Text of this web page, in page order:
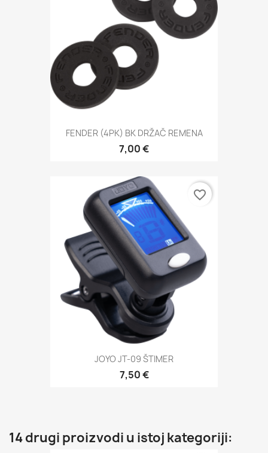
FENDER (4PK) BK DRŽAČ REMENA
7,00 €
JOYO JT-09 ŠTIMER
7,50 €
favorite_border
14 drugi proizvodi u istoj kategoriji: